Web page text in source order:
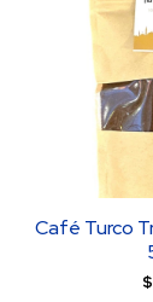
Café Turco
$